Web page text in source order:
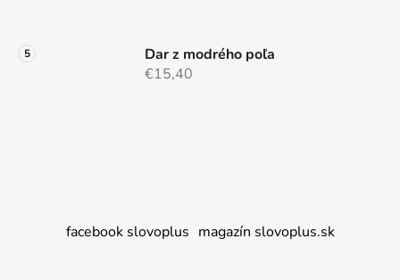
Dar z modrého poľa
€15,40
facebook slovoplus magazín slovoplus.sk